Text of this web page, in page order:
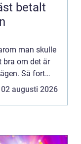
man skulle
bra om det är
Så fort
02 augusti 2026